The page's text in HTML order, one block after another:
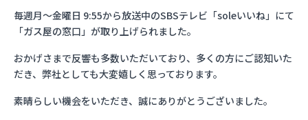
毎週月～金曜日 9:55から放送中のSBSテレビ「soleいいね」にて
「ガス屋の窓口」が取り上げられました。
おかげさまで反響も多数いただいており、多くの方にご認知いた
だき、弊社としても大変嬉しく思っております。
素晴らしい機会をいただき、誠にありがとうございました。